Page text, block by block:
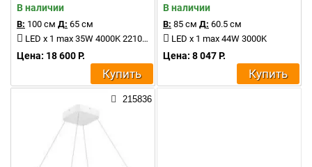
В наличии
В: 100 см Д: 65 см
LED x 1 max 35W 4000K 2210Lm
Цена: 18 600 Р.
Купить
В наличии
В: 85 см Д: 60.5 см
LED x 1 max 44W 3000K
Цена: 8 047 Р.
Купить
215836